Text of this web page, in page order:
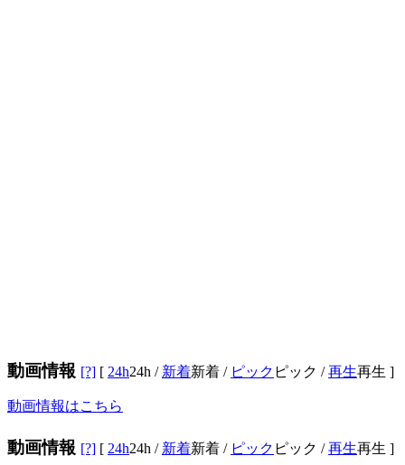
動画情報 [?] [ 24h24h / 新着新着 / ピック ピック /再生再生 ]
動画情報はこちら
動画情報 [?] [ 24h24h / 新着新着 / ピック ピック /再生再生 ]